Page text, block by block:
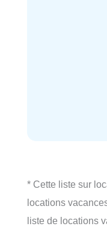
* Cette liste sur
locations
liste de locations